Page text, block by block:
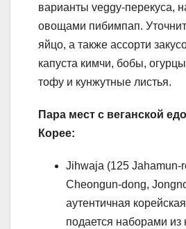
варианты veggy-перекуса,
овощами пибимпап.
яйцо, а также ассорти
капуста кимчи, бобы,
тофу и кунжутные листья.
Пара мест с веганской
Корее:
Jihwaja (125 Jahamun-
Cheongun-dong,
аутентичная
подается наборами из